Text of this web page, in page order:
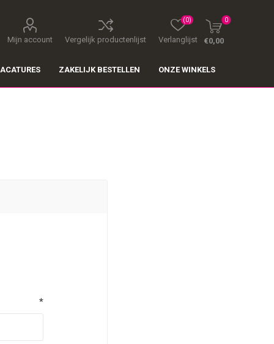
Mijn account Vergelijk productenlijst Verlanglijst
(0) 0
€0,00
ZAKELIJK BESTELLEN ONZE WINKELS
*